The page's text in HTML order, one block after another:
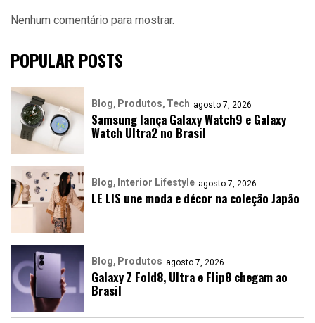
Nenhum comentário para mostrar.
POPULAR POSTS
Blog Produtos Tech agosto 7, 2026
Samsung lança Galaxy Watch9 e Galaxy
Watch Ultra2 no Brasil
Blog Interior Lifestyle agosto 7, 2026
LE LIS une moda e décor na coleção Japão
Blog Produtos agosto 7, 2026
Galaxy Z Fold8, Ultra e Flip8 chegam ao
Brasil